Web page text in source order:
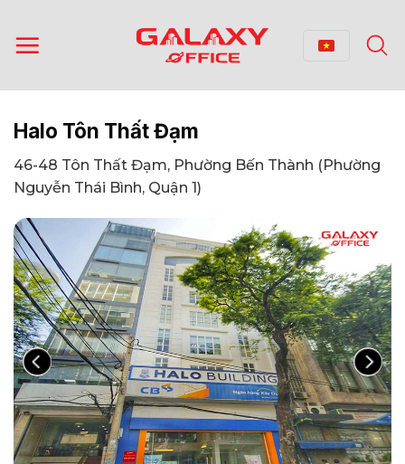
qua
nội
Halo Tôn Thất Đạm
46-48 Tôn Thất Đạm, Phường Bến Thành (Phường
Nguyễn Thái Bình, Quận 1)